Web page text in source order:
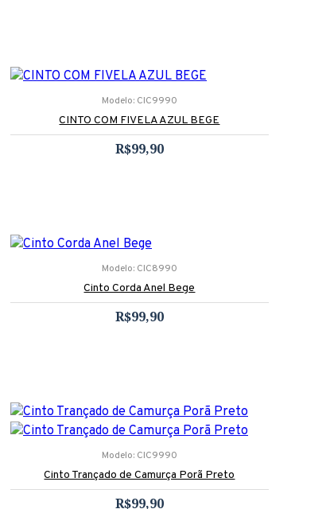
Modelo: CIC9990
CINTO COM FIVELA AZUL BEGE
R$99,90
Modelo: CIC8990
Cinto Corda Anel Bege
R$99,90
Modelo: CIC9990
Cinto Trançado de Camurça Porã Preto
R$99,90